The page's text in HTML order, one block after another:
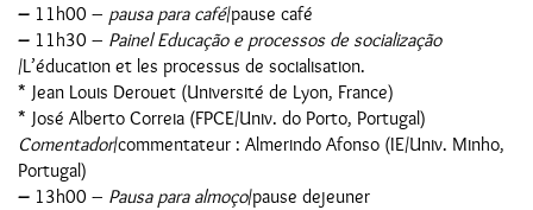
– 11h00 – pausa para café/pause café
– 11h30 – Painel Educação e processos de socialização
/L’éducation et les processus de socialisation.
* Jean Louis Derouet (Université de Lyon, France)
* José Alberto Correia (FPCE/Univ. do Porto, Portugal)
Comentador/commentateur : Almerindo Afonso (IE/Univ. Minho,
Portugal)
– 13h00 – Pausa para almoço/pause dejeuner